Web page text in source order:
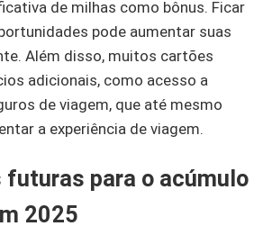
de milhas como bônus. Ficar
pode aumentar suas
Além disso, muitos cartões
adicionais, como acesso a
de viagem, que até mesmo
a experiência de viagem.
futuras para o acúmulo
2025